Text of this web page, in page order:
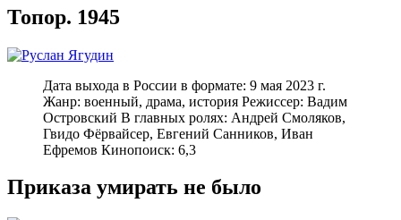
Топор. 1945
Дата выхода в России в формате: 9 мая 2023 г.
Жанр: военный, драма, история Режиссер: Вадим
Островский В главных ролях: Андрей Смоляков,
Гвидо Фёрвайсер, Евгений Санников, Иван
Ефремов Кинопоиск: 6,3
Приказа умирать не было